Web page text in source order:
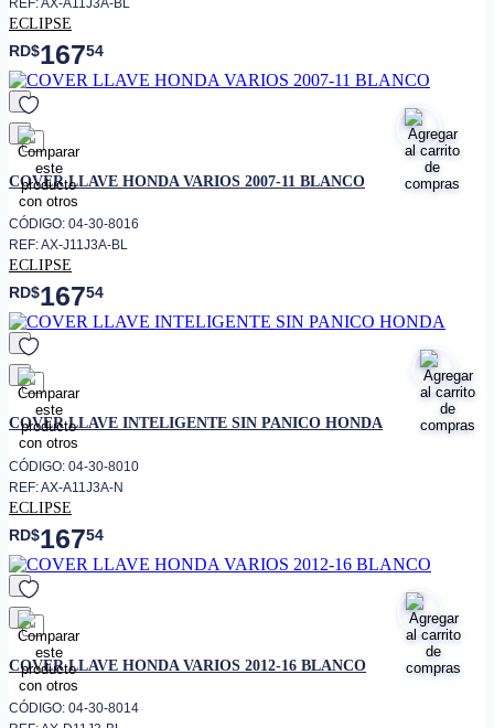
ECLIPSE
RD$16754
favorito
COVER LLAVE HONDA VARIOS 2007-11 BLANCO
CÓDIGO: 04-30-8016
REF: AX-J11J3A-BL
ECLIPSE
RD$16754
favorito
COVER LLAVE INTELIGENTE SIN PANICO HONDA
CÓDIGO: 04-30-8010
REF: AX-A11J3A-N
ECLIPSE
RD$16754
favorito
COVER LLAVE HONDA VARIOS 2012-16 BLANCO
CÓDIGO: 04-30-8014